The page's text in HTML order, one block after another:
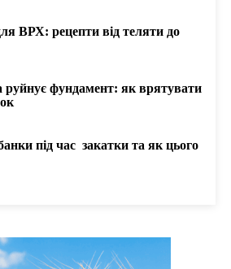
ВРХ: рецепти від теляти до
руйнує фундамент: як врятувати
під час закатки та як цього